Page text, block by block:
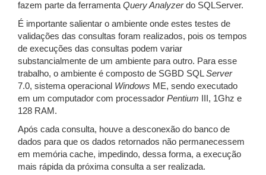
fazem parte da ferramenta Query Analyzerdo SQLServer.
É importante salientar o ambiente onde estes testes de
validações das consultas foram realizados, pois os tempos
de execuções das consultas podem variar
substancialmente de um ambiente para outro. Para esse
trabalho, o ambiente é composto de SGBD SQLServer
7.0, sistema operacional Windows ME, sendo executado
em um computador com processador Pentium III, 1Ghz e
128 RAM.
Após cada consulta, houve a desconexão do banco de
dados para que os dados retornados não permanecessem
em memória cache, impedindo, dessa forma, a execução
mais rápida da próxima consulta a ser realizada.